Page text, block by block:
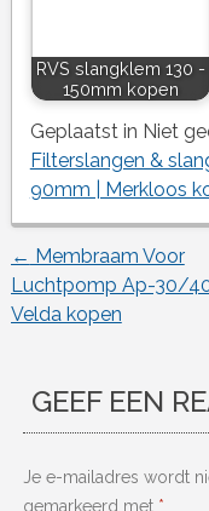
RVS slangklem 130 -
150mm kopen
Geplaatst in Niet
Filterslangen &
90mm | Merkloos
← Membraam Voor
Luchtpomp Ap-30/40
Velda kopen
GEEF EEN
Je e-mailadres wordt
gemarkeerd met *